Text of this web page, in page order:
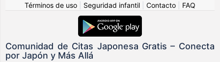
Términos de uso
Seguridad infantil Contacto FAQ
Comunidad de Citas Japonesa Gratis – Conecta
por Japón y Más Allá